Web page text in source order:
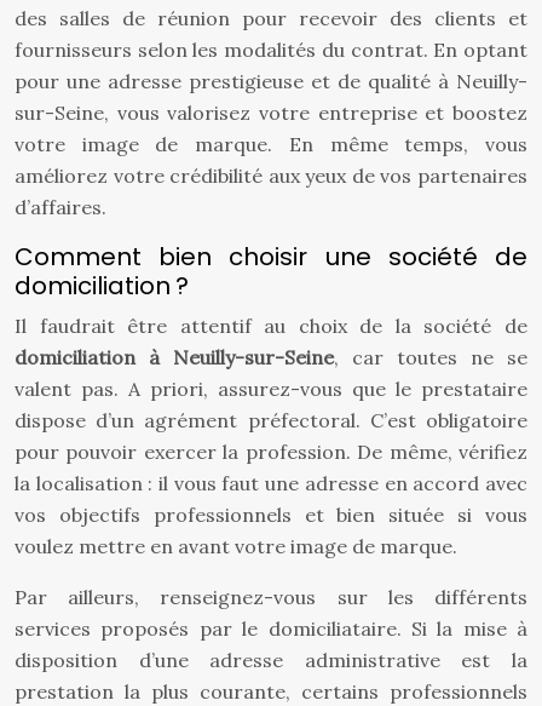
des salles de réunion pour recevoir des clients et
fournisseurs selon les modalités du contrat. En optant
pour une adresse prestigieuse et de qualité à Neuilly-
sur-Seine, vous valorisez votre entreprise et boostez
votre image de marque. En même temps, vous
améliorez votre crédibilité aux yeux de vos partenaires
d’affaires.
Comment bien choisir une société de
domiciliation ?
Il faudrait être attentif au choix de la société de
domiciliation à Neuilly-sur-Seine, car toutes ne se
valent pas. A priori, assurez-vous que le prestataire
dispose d’un agrément préfectoral. C’est obligatoire
pour pouvoir exercer la profession. De même, vérifiez
la localisation : il vous faut une adresse en accord avec
vos objectifs professionnels et bien située si vous
voulez mettre en avant votre image de marque.
Par ailleurs, renseignez-vous sur les différents
services proposés par le domiciliataire. Si la mise à
disposition d’une adresse administrative est la
prestation la plus courante, certains professionnels